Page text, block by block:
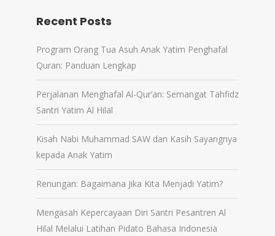
Recent Posts
Program Orang Tua Asuh Anak Yatim Penghafal
Quran: Panduan Lengkap
Perjalanan Menghafal Al-Qur’an: Semangat Tahfidz
Santri Yatim Al Hilal
Kisah Nabi Muhammad SAW dan Kasih Sayangnya
kepada Anak Yatim
Renungan: Bagaimana Jika Kita Menjadi Yatim?
Mengasah Kepercayaan Diri Santri Pesantren Al
Hilal Melalui Latihan Pidato Bahasa Indonesia